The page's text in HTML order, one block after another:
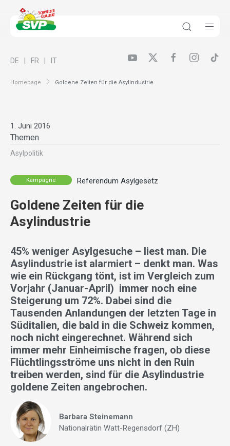
Homepage Goldene Zeiten für die Asylindustrie
DE FR IT
1. Juni 2016
Themen
Asylpolitik
Kampagne Referendum Asylgesetz
Goldene Zeiten für die
Asylindustrie
45% weniger Asylgesuche – liest man. Die
Asylindustrie ist alarmiert – denkt man. Was
wie ein Rückgang tönt, ist im Vergleich zum
Vorjahr (Januar-April) immer noch eine
Steigerung um 72%. Dabei sind die
Tausenden Anlandungen der letzten Tage in
Süditalien, die bald in die Schweiz kommen,
noch nicht eingerechnet. Während sich
immer mehr Einheimische fragen, ob diese
Flüchtlingsströme uns nicht in den Ruin
treiben werden, sind für die Asylindustrie
goldene Zeiten angebrochen.
Barbara Steinemann
Nationalrätin Watt-Regensdorf (ZH)